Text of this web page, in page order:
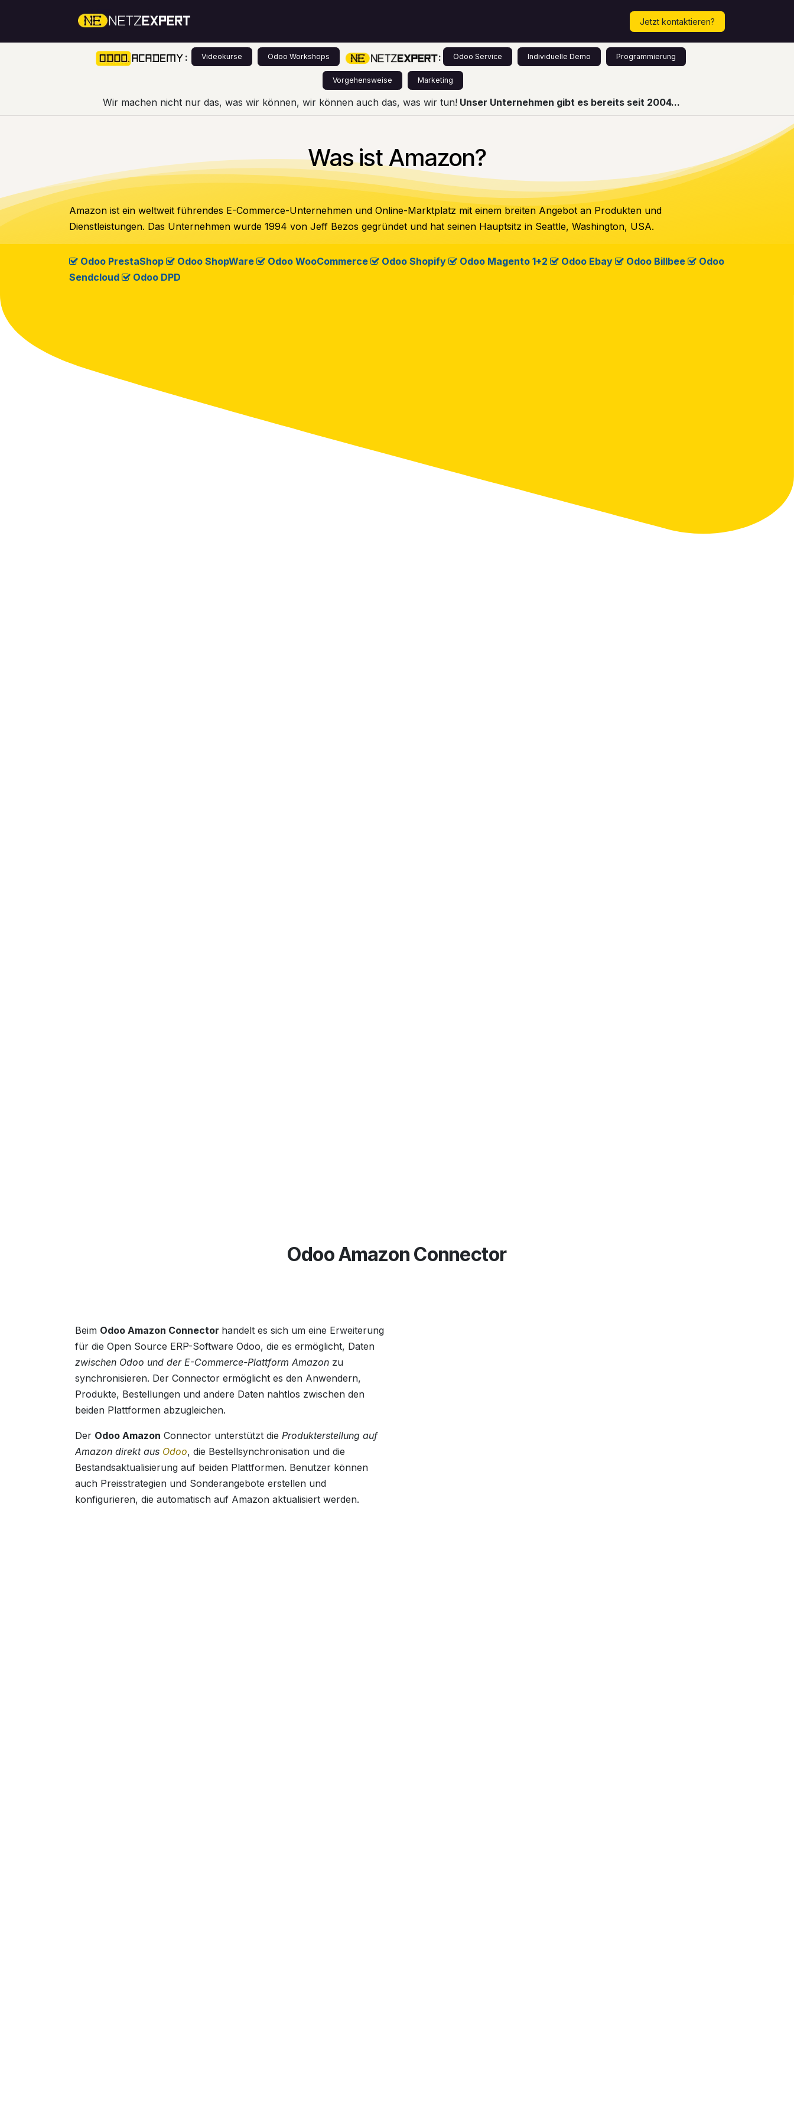
Termin vereinbaren!
Jetzt kontaktieren?
: Videokurse Odoo Workshops : Odoo Service Individuelle Demo Programmierung
Vorgehensweise Marketing
Wir machen nicht nur das, was wir können, wir können auch das, was wir tun! Unser Unternehmen gibt es bereits seit 2004...
Was ist Amazon?
Amazon ist ein weltweit führendes E-Commerce-Unternehmen und Online-Marktplatz mit einem breiten Angebot an Produkten und
Dienstleistungen. Das Unternehmen wurde 1994 von Jeff Bezos gegründet und hat seinen Hauptsitz in Seattle, Washington, USA.
Odoo PrestaShop Odoo ShopWare Odoo WooCommerce Odoo Shopify Odoo Magento 1+2 Odoo Ebay Odoo Billbee
Odoo
Sendcloud
Odoo DPD
Odoo Amazon Connector
Beim Odoo Amazon Connector handelt es sich um eine Erweiterung
für die Open Source ERP-Software Odoo, die es ermöglicht, Daten
zwischen Odoo und der E-Commerce-Plattform Amazon zu
synchronisieren. Der Connector ermöglicht es den Anwendern,
Produkte, Bestellungen und andere Daten nahtlos zwischen den
beiden Plattformen abzugleichen.
Der Odoo Amazon Connector unterstützt die Produkterstellung auf
Amazon direkt aus Odoo, die Bestellsynchronisation und die
Bestandsaktualisierung auf beiden Plattformen. Benutzer können
auch Preisstrategien und Sonderangebote erstellen und
konfigurieren, die automatisch auf Amazon aktualisiert werden.